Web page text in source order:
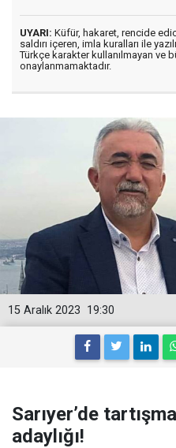
UYARI: Küfür, hakaret, rencide
saldırı içeren, imla kuralları ile
Türkçe karakter kullanılmayan ve
onaylanmamaktadır.
19:30
15 Aralık 2023
Sarıyer’de
adaylığı!